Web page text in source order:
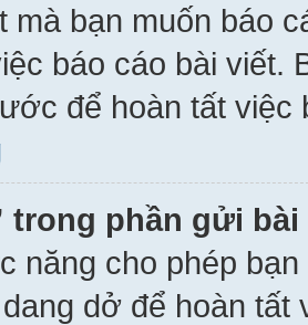
mà bạn muốn báo
báo cáo bài viết.
để hoàn tất việc
trong phần gửi
năng cho phép
dở để hoàn